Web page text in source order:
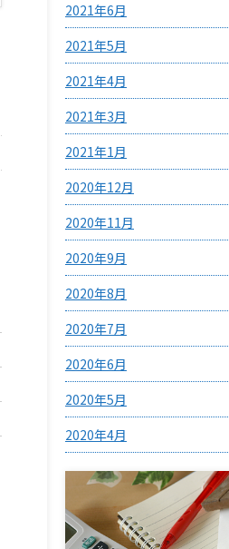
2021年6月
2021年5月
2021年4月
2021年3月
2021年1月
2020年12月
2020年11月
2020年9月
2020年8月
2020年7月
2020年6月
2020年5月
2020年4月